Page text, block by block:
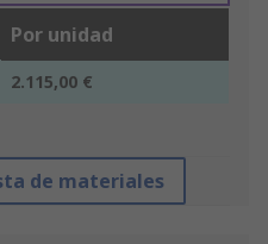
Por unidad
2.115,00 €
de materiales